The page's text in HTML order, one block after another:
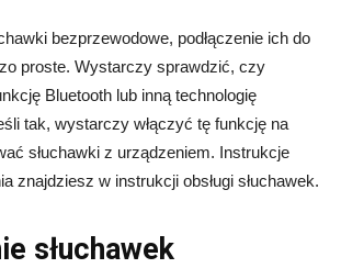
bezprzewodowe, podłączenie ich do
proste. Wystarczy sprawdzić, czy
Bluetooth lub inną technologię
tak, wystarczy włączyć tę funkcję na
słuchawki z urządzeniem. Instrukcje
znajdziesz w instrukcji obsługi słuchawek.
słuchawek